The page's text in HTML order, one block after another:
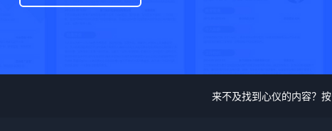
来不及找到心仪的内容？按